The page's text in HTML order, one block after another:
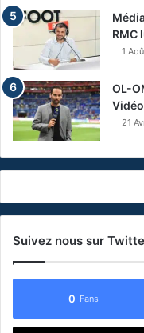
RMC
1
OL-
21
Suivez nous sur
0 Fans